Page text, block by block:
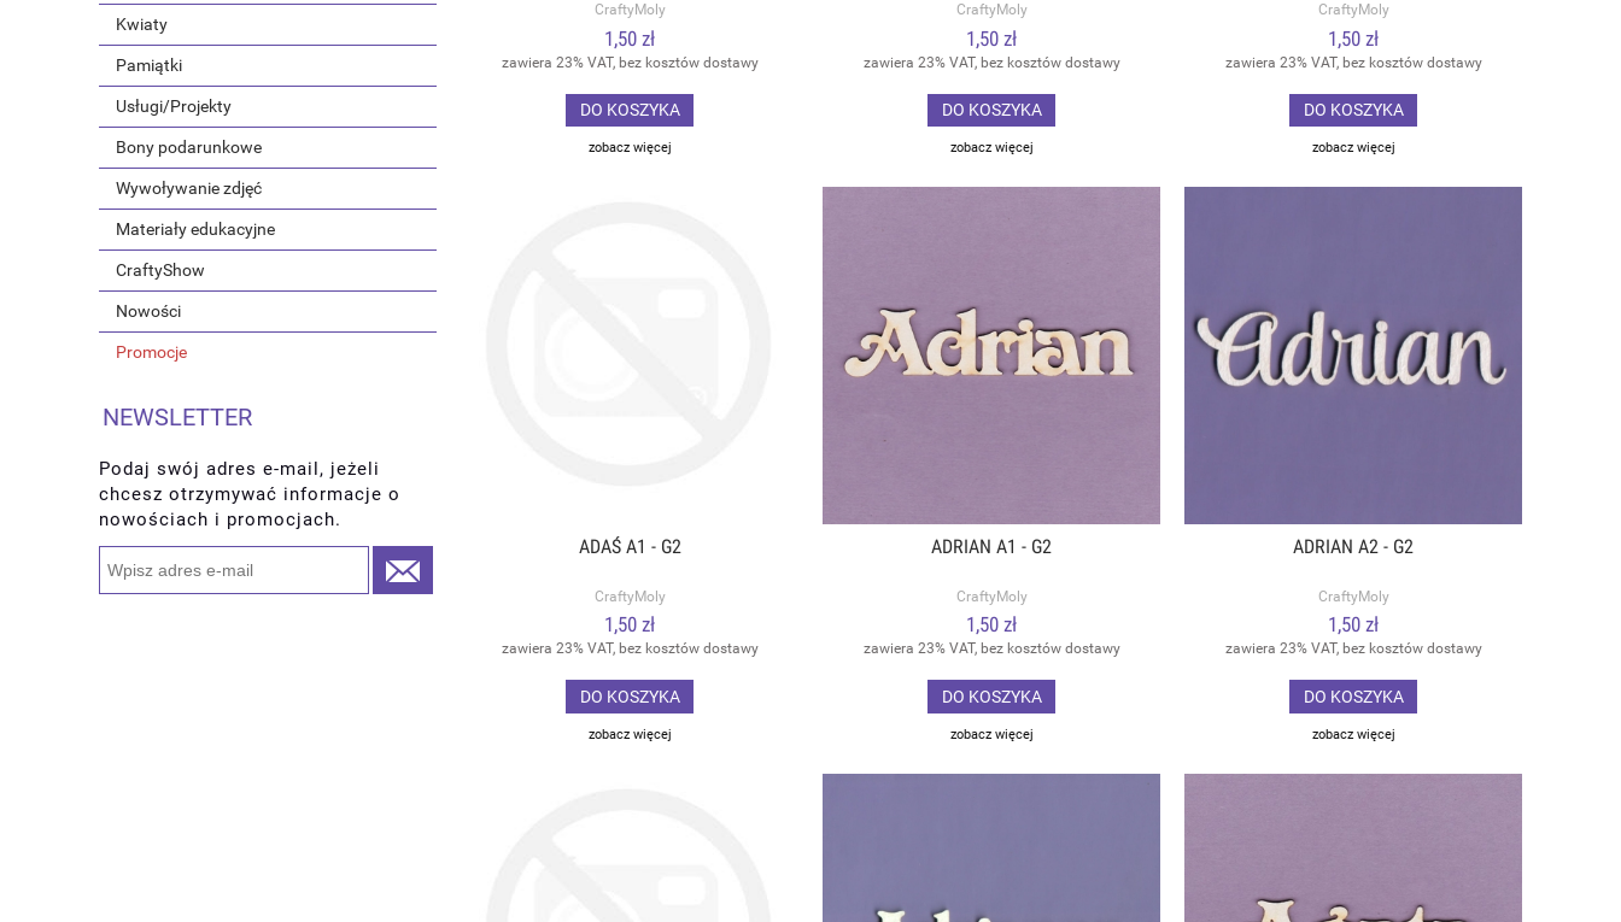
Kwiaty
Pamiątki
Usługi/Projekty
Bony podarunkowe
Wywoływanie zdjęć
Materiały edukacyjne
CraftyShow
Nowości
Promocje
NEWSLETTER
Podaj swój adres e-mail, jeżeli
chcesz otrzymywać informacje o
nowościach i promocjach.
CraftyMoly
1,50 zł
zawiera 23% VAT, bez kosztów dostawy
DO KOSZYKA
zobacz więcej
CraftyMoly
1,50 zł
zawiera 23% VAT, bez kosztów dostawy
DO KOSZYKA
zobacz więcej
CraftyMoly
1,50 zł
zawiera 23% VAT, bez kosztów dostawy
DO KOSZYKA
zobacz więcej
ADAŚ A1 - G2
CraftyMoly
1,50 zł
zawiera 23% VAT, bez kosztów dostawy
DO KOSZYKA
zobacz więcej
ADRIAN A1 - G2
CraftyMoly
1,50 zł
zawiera 23% VAT, bez kosztów dostawy
DO KOSZYKA
zobacz więcej
ADRIAN A2 - G2
CraftyMoly
1,50 zł
zawiera 23% VAT, bez kosztów dostawy
DO KOSZYKA
zobacz więcej